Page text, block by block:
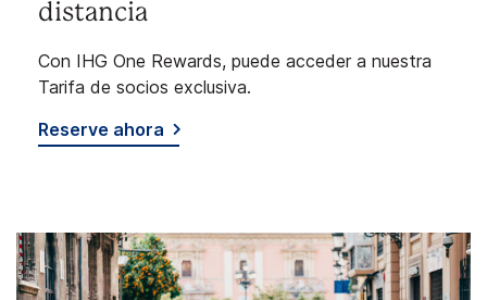
distancia
Con IHG One Rewards, puede acceder a nuestra
Tarifa de socios exclusiva.
Reserve ahora